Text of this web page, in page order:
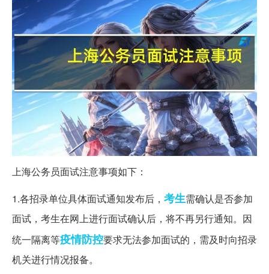
上海公务员面试注意事项如下：
1.各招录单位具体面试通知发布后， 考生需确认是否参加
面试，考生在网上进行面试确认后，将不再另行通知。因
统一隔离等疫情防控要求无法参加面试的，需及时向招录
机关进行情况报备。